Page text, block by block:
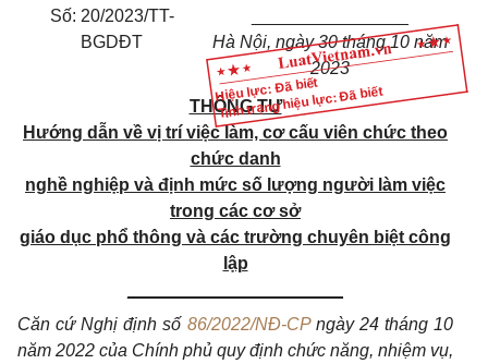
Hiệu lực: Đã biết
Tình trạng hiệu lực: Đã biết
Số: 20/2023/TT-
BGDĐT
Hà Nội, ngày 30 tháng 10 năm
2023
THÔNG TƯ
Hướng dẫn về vị trí việc làm, cơ cấu viên chức theo
chức danh
nghề nghiệp và định mức số lượng người làm việc
trong các cơ sở
giáo dục phổ thông và các trường chuyên biệt công
lập
Căn cứ Nghị định số 86/2022/NĐ-CPngày 24 tháng 10
năm 2022 của Chính phủ quy định chức năng, nhiệm vụ,